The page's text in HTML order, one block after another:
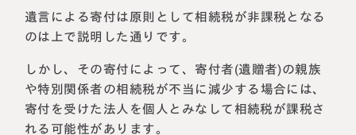
遺言による寄付は原則として相続税が非課税となる
のは上で説明した通りです。
しかし、その寄付によって、寄付者(遺贈者)の親族
や特別関係者の相続税が不当に減少する場合には、
寄付を受けた法人を個人とみなして相続税が課税さ
れる可能性があります。